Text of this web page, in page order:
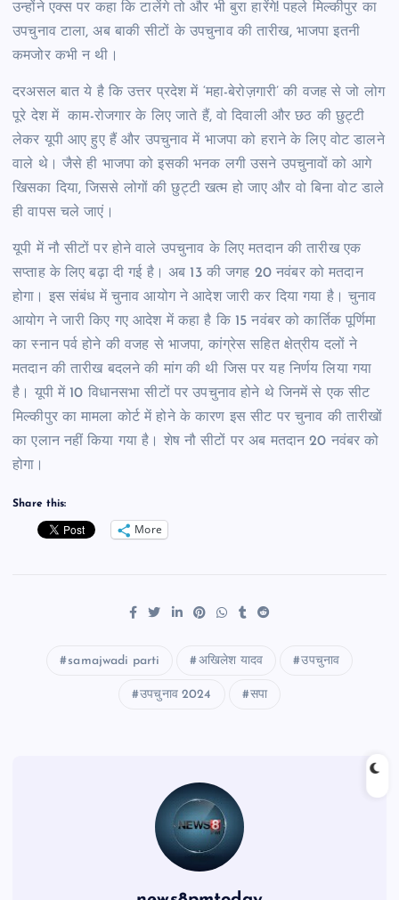
उन्होंने एक्स पर कहा कि टालेंगे तो और भी बुरा हारेंगे! पहले मिल्कीपुर का
उपचुनाव टाला, अब बाकी सीटों के उपचुनाव की तारीख, भाजपा इतनी
कमजोर कभी न थी।
दरअसल बात ये है कि उत्तर प्रदेश में ‘महा-बेरोज़गारी’ की वजह से जो लोग
पूरे देश में काम-रोजगार के लिए जाते हैं, वो दिवाली और छठ की छुट्टी
लेकर यूपी आए हुए हैं और उपचुनाव में भाजपा को हराने के लिए वोट डालने
वाले थे। जैसे ही भाजपा को इसकी भनक लगी उसने उपचुनावों को आगे
खिसका दिया, जिससे लोगों की छुट्टी खत्म हो जाए और वो बिना वोट डाले
ही वापस चले जाएं।
यूपी में नौ सीटों पर होने वाले उपचुनाव के लिए मतदान की तारीख एक
सप्ताह के लिए बढ़ा दी गई है। अब 13 की जगह 20 नवंबर को मतदान
होगा। इस संबंध में चुनाव आयोग ने आदेश जारी कर दिया गया है। चुनाव
आयोग ने जारी किए गए आदेश में कहा है कि 15 नवंबर को कार्तिक पूर्णिमा
का स्नान पर्व होने की वजह से भाजपा, कांग्रेस सहित क्षेत्रीय दलों ने
मतदान की तारीख बदलने की मांग की थी जिस पर यह निर्णय लिया गया
है। यूपी में 10 विधानसभा सीटों पर उपचुनाव होने थे जिनमें से एक सीट
मिल्कीपुर का मामला कोर्ट में होने के कारण इस सीट पर चुनाव की तारीखों
का एलान नहीं किया गया है। शेष नौ सीटों पर अब मतदान 20 नवंबर को
होगा।
Share this:
More
samajwadi parti अखिलेश यादव उपचुनाव
उपचुनाव 2024 सपा